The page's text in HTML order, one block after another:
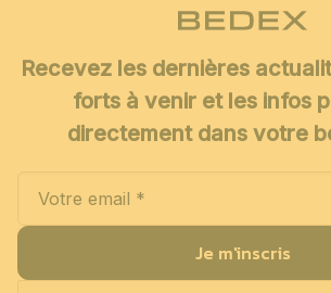
Recevez les dernières
forts à venir et les infos
directement dans votre
Je m'inscris